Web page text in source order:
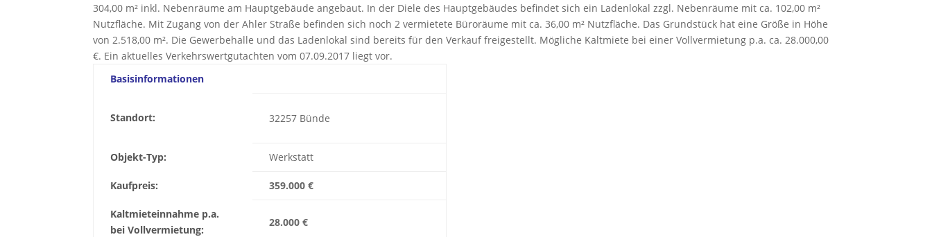
304,00 m² inkl. Nebenräume am Hauptgebäude angebaut. In der Diele des Hauptgebäudes befindet sich ein Ladenlokal zzgl. Nebenräume mit ca. 102,00 m²
Nutzfläche. Mit Zugang von der Ahler Straße befinden sich noch 2 vermietete Büroräume mit ca. 36,00 m² Nutzfläche. Das Grundstück hat eine Größe in Höhe
von 2.518,00 m². Die Gewerbehalle und das Ladenlokal sind bereits für den Verkauf freigestellt. Mögliche Kaltmiete bei einer Vollvermietung p.a. ca. 28.000,00
€. Ein aktuelles Verkehrswertgutachten vom 07.09.2017 liegt vor.
Basisinformationen
Standort: 32257 Bünde
Objekt-Typ: Werkstatt
Kaufpreis: 359.000 €
Kaltmieteinnahme p.a.
bei Vollvermietung:
28.000 €